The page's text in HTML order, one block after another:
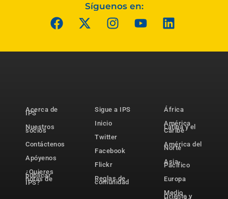
Síguenos en:
Acerca de
IPS
Nuestros
socios
Contáctenos
Apóyenos
¿Quieres
publicar
notas de
IPS?
Sigue a IPS
Inicio
Twitter
Facebook
Flickr
Reglas de
comunidad
África
América
Latina y el
Caribe
América del
Norte
Asia-
Pacífico
Europa
Medio
Oriente y